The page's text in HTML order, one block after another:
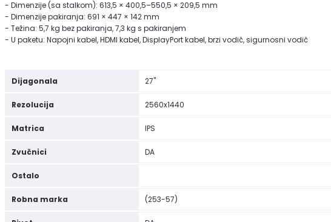
- Dimenzije (sa stalkom): 613,5 × 400,5–550,5 × 209,5 mm
- Dimenzije pakiranja: 691 × 447 × 142 mm
- Težina: 5,7 kg bez pakiranja, 7,3 kg s pakiranjem
- U paketu: Napojni kabel, HDMI kabel, DisplayPort kabel, brzi vodič, sigurnosni vodič
Dijagonala 27"
Rezolucija 2560x1440
Matrica IPS
Zvučnici DA
Ostalo
Robna marka (253-57)